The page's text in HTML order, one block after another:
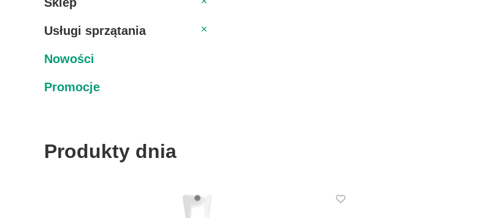
Sklep
Usługi sprzątania Usługi sprzątania
Nowości
Promocje
Produkty dnia